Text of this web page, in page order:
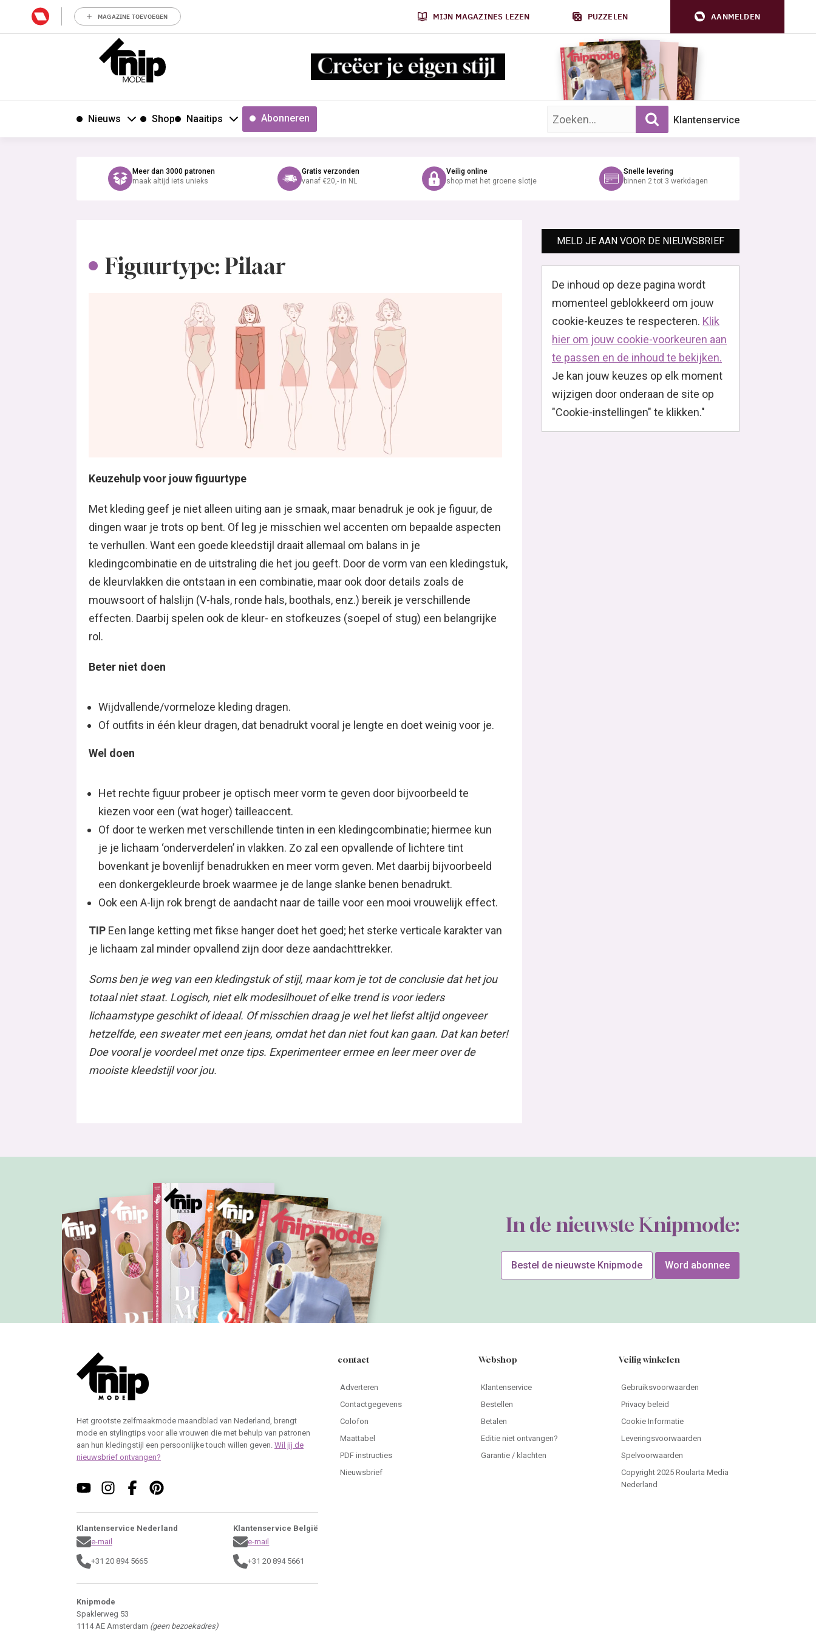
MAGAZINE TOEVOEGEN MIJN MAGAZINES LEZEN PUZZELEN AANMELDEN
Nieuws Shop Naaitips Abonneren Zoek op trefwoord: Klantenservice
Meer dan 3000 patronen
maak altijd iets unieks
Gratis verzonden
vanaf €20,- in NL
Veilig online
shop met het groene slotje
Snelle levering
binnen 2 tot 3 werkdagen
Figuurtype: Pilaar
Keuzehulp voor jouw figuurtype
Met kleding geef je niet alleen uiting aan je smaak, maar benadruk je ook je figuur, de
dingen waar je trots op bent. Of leg je misschien wel accenten om bepaalde aspecten
te verhullen. Want een goede kleedstijl draait allemaal om balans in je
kledingcombinatie en de uitstraling die het jou geeft. Door de vorm van een kledingstuk,
de kleurvlakken die ontstaan in een combinatie, maar ook door details zoals de
mouwsoort of halslijn (V-hals, ronde hals, boothals, enz.) bereik je verschillende
effecten. Daarbij spelen ook de kleur- en stofkeuzes (soepel of stug) een belangrijke
rol.
Beter niet doen
Wijdvallende/vormeloze kleding dragen.
Of outfits in één kleur dragen, dat benadrukt vooral je lengte en doet weinig voor je.
Wel doen
Het rechte figuur probeer je optisch meer vorm te geven door bijvoorbeeld te
kiezen voor een (wat hoger) tailleaccent.
Of door te werken met verschillende tinten in een kledingcombinatie; hiermee kun
je je lichaam ‘onderverdelen’ in vlakken. Zo zal een opvallende of lichtere tint
bovenkant je bovenlijf benadrukken en meer vorm geven. Met daarbij bijvoorbeeld
een donkergekleurde broek waarmee je de lange slanke benen benadrukt.
Ook een A-lijn rok brengt de aandacht naar de taille voor een mooi vrouwelijk effect.
TIP Een lange ketting met fikse hanger doet het goed; het sterke verticale karakter van
je lichaam zal minder opvallend zijn door deze aandachttrekker.
Soms ben je weg van een kledingstuk of stijl, maar kom je tot de conclusie dat het jou
totaal niet staat. Logisch, niet elk modesilhouet of elke trend is voor ieders
lichaamstype geschikt of ideaal. Of misschien draag je wel het liefst altijd ongeveer
hetzelfde, een sweater met een jeans, omdat het dan niet fout kan gaan. Dat kan beter!
Doe vooral je voordeel met onze tips. Experimenteer ermee en leer meer over de
mooiste kleedstijl voor jou.
MELD JE AAN VOOR DE NIEUWSBRIEF
De inhoud op deze pagina wordt
momenteel geblokkeerd om jouw
cookie-keuzes te respecteren. Klik
hier om jouw cookie-voorkeuren aan
te passen en de inhoud te bekijken.
Je kan jouw keuzes op elk moment
wijzigen door onderaan de site op
"Cookie-instellingen" te klikken."
In de nieuwste Knipmode:
Bestel de nieuwste Knipmode Word abonnee
Het grootste zelfmaakmode maandblad van Nederland, brengt
mode en stylingtips voor alle vrouwen die met behulp van patronen
aan hun kledingstijl een persoonlijke touch willen geven. Wil jij de
nieuwsbrief ontvangen?
Klantenservice Nederland
e-mail
+31 20 894 5665
Klantenservice België
e-mail
+31 20 894 5661
Knipmode
Spaklerweg 53
1114 AE Amsterdam (geen bezoekadres)
contact
Adverteren
Contactgegevens
Colofon
Maattabel
PDF instructies
Nieuwsbrief
Webshop
Klantenservice
Bestellen
Betalen
Editie niet ontvangen?
Garantie / klachten
Veilig winkelen
Gebruiksvoorwaarden
Privacy beleid
Cookie Informatie
Leveringsvoorwaarden
Spelvoorwaarden
Copyright 2025 Roularta Media
Nederland